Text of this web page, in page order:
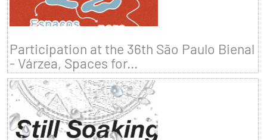
Participation at the 36th São Paulo Bienal
- Várzea, Spaces for...